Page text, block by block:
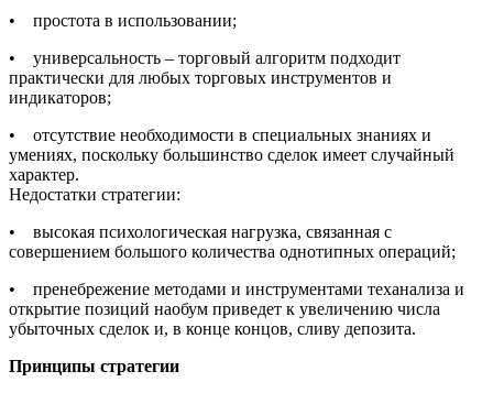
• простота в использовании;
• универсальность – торговый алгоритм подходит
практически для любых торговых инструментов и
индикаторов;
• отсутствие необходимости в специальных знаниях и
умениях, поскольку большинство сделок имеет случайный
характер.
Недостатки стратегии:
• высокая психологическая нагрузка, связанная с
совершением большого количества однотипных операций;
• пренебрежение методами и инструментами теханализа и
открытие позиций наобум приведет к увеличению числа
убыточных сделок и, в конце концов, сливу депозита.
Принципы стратегии